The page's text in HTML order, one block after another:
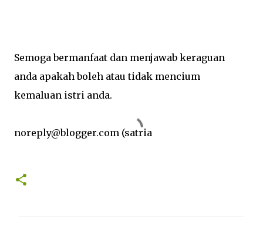
Semoga bermanfaat dan menjawab keraguan
anda apakah boleh atau tidak mencium
kemaluan istri anda.
noreply@blogger.com (satria